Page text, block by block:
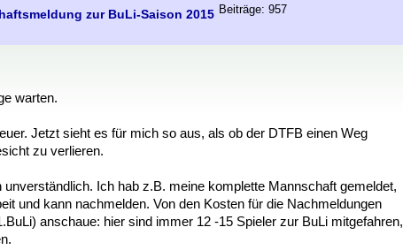
zur BuLi-Saison 2015 Beiträge: 957
warten.
Jetzt sieht es für mich so aus, als ob der DTFB einen Weg
zu verlieren.
Ich hab z.B. meine komplette Mannschaft gemeldet,
und kann nachmelden. Von den Kosten für die Nachmeldungen
anschaue: hier sind immer 12 -15 Spieler zur BuLi mitgefahren,